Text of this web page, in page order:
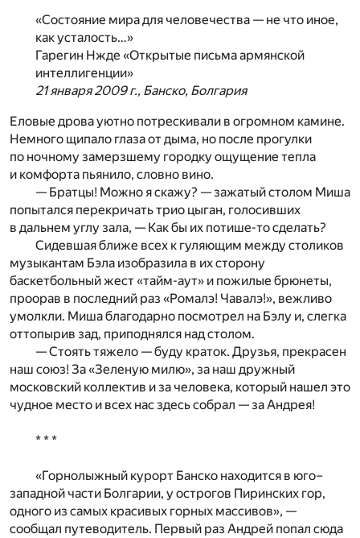
«Состояние мира для человечества — не что иное,
как усталость…»
Гарегин Нжде «Открытые письма армянской
интеллигенции»
21 января 2009 г., Банско, Болгария
Еловые дрова уютно потрескивали в огромном камине.
Немного щипало глаза от дыма, но после прогулки
по ночному замерзшему городку ощущение тепла
и комфорта пьянило, словно вино.
— Братцы! Можно я скажу? — зажатый столом Миша
попытался перекричать трио цыган, голосивших
в дальнем углу зала, — Как бы их потише-то сделать?
Сидевшая ближе всех к гуляющим между столиков
музыкантам Бэла изобразила в их сторону
баскетбольный жест «тайм-аут» и пожилые брюнеты,
проорав в последний раз «Ромалэ! Чавалэ!», вежливо
умолкли. Миша благодарно посмотрел на Бэлу и, слегка
оттопырив зад, приподнялся над столом.
— Стоять тяжело — буду краток. Друзья, прекрасен
наш союз! За «Зеленую милю», за наш дружный
московский коллектив и за человека, который нашел это
чудное место и всех нас здесь собрал — за Андрея!
* * *
«Горнолыжный курорт Банско находится в юго–
западной части Болгарии, у острогов Пиринских гор,
одного из самых красивых горных массивов», —
сообщал путеводитель. Первый раз Андрей попал сюда